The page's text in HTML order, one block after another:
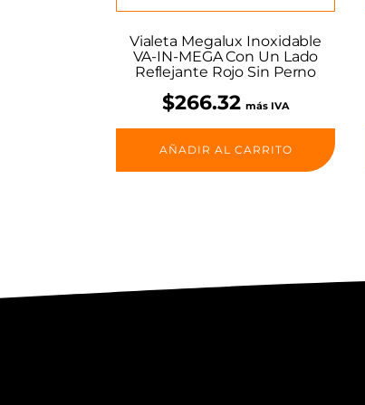
Vialeta Megalux Inoxidable
VA-IN-MEGA Con Un Lado
Reflejante Rojo Sin Perno
$266.32 más IVA
AÑADIR AL CARRITO